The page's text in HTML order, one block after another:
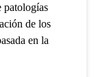
patologías
de los
en la